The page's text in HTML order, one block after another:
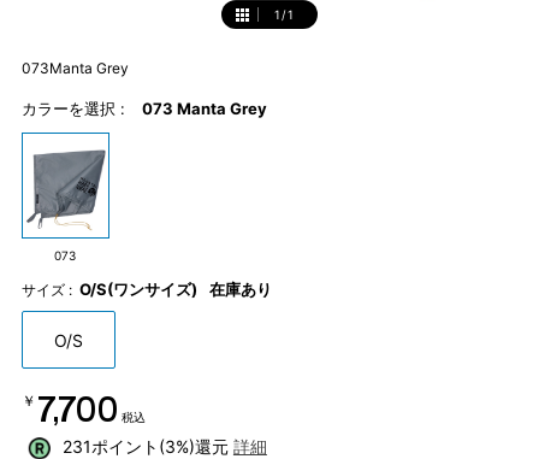
1 /1
073Manta Grey
カラーを選択 : 073 Manta Grey
073
サイズ : O/S(ワンサイズ) 在庫あり
O/S
￥7,700 税込
231ポイント(3%)還元 詳細